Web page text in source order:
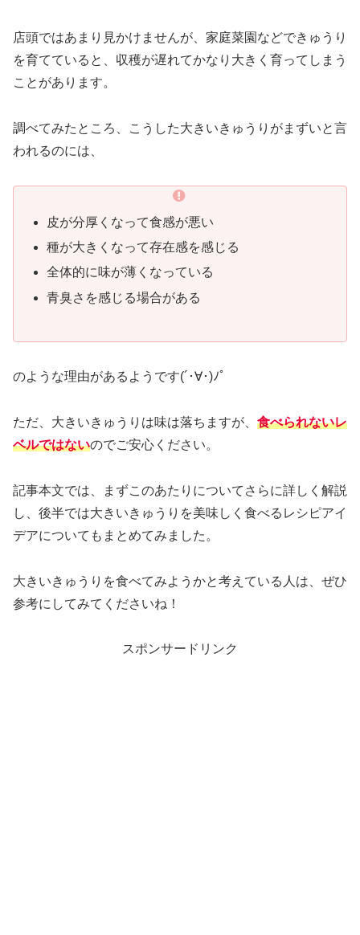
店頭ではあまり見かけませんが、家庭菜園などできゅうり
を育てていると、収穫が遅れてかなり大きく育ってしまう
ことがあります。
調べてみたところ、こうした大きいきゅうりがまずいと言
われるのには、
皮が分厚くなって食感が悪い
種が大きくなって存在感を感じる
全体的に味が薄くなっている
青臭さを感じる場合がある
のような理由があるようです(´･∀･)ﾉﾟ
ただ、大きいきゅうりは味は落ちますが、 食べられないレ
ベルではないのでご安心ください。
記事本文では、まずこのあたりについてさらに詳しく解説
し、後半では大きいきゅうりを美味しく食べるレシピアイ
デアについてもまとめてみました。
大きいきゅうりを食べてみようかと考えている人は、ぜひ
参考にしてみてくださいね！
スポンサードリンク